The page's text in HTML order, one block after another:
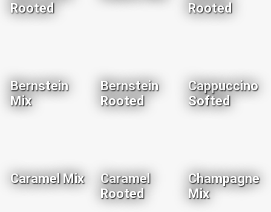
Rooted
Rooted
Bernstein
Mix
Bernstein
Rooted
Cappuccino
Softed
Caramel Mix
Caramel
Rooted
Champagne
Mix